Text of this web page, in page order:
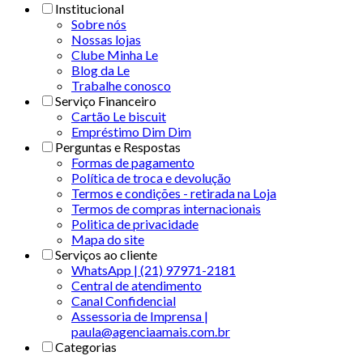
Institucional
Sobre nós
Nossas lojas
Clube Minha Le
Blog da Le
Trabalhe conosco
Serviço Financeiro
Cartão Le biscuit
Empréstimo Dim Dim
Perguntas e Respostas
Formas de pagamento
Política de troca e devolução
Termos e condições - retirada na Loja
Termos de compras internacionais
Politica de privacidade
Mapa do site
Serviços ao cliente
WhatsApp | (21) 97971-2181
Central de atendimento
Canal Confidencial
Assessoria de Imprensa |
paula@agenciaamais.com.br
Categorias